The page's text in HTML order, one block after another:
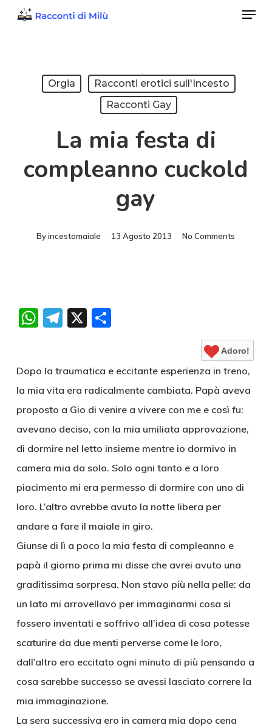
Menu
Orgia
Racconti erotici sull'Incesto
Racconti Gay
La mia festa di
compleanno cuckold
gay
By incestomaiale 13 Agosto 2013 No Comments
WhatsApp
Telegram
X Condividi
Adoro!
Dopo la traumatica e eccitante esperienza in treno,
la mia vita era radicalmente cambiata. Papà aveva
proposto a Gio di venire a vivere con me e così fu:
avevano deciso, con la mia umiliata approvazione,
di dormire nel letto insieme mentre io dormivo in
camera mia da solo. Solo ogni tanto e a loro
piacimento mi era permesso di dormire con uno di
loro. L’altro avrebbe avuto la notte libera per
andare a fare il maiale in giro.
Giunse di lì a poco la mia festa di compleanno e
papà il giorno prima mi disse che avrei avuto una
graditissima sorpresa. Non stavo più nella pelle: da
un lato mi arrovellavo per immaginarmi cosa si
fossero inventati e soffrivo all’idea di cosa potesse
scaturire da due menti perverse come le loro,
dall’altro ero eccitato ogni minuto di più pensando a
cosa sarebbe successo se avessi lasciato correre la
mia immaginazione.
La sera successiva ero in camera mia dopo cena